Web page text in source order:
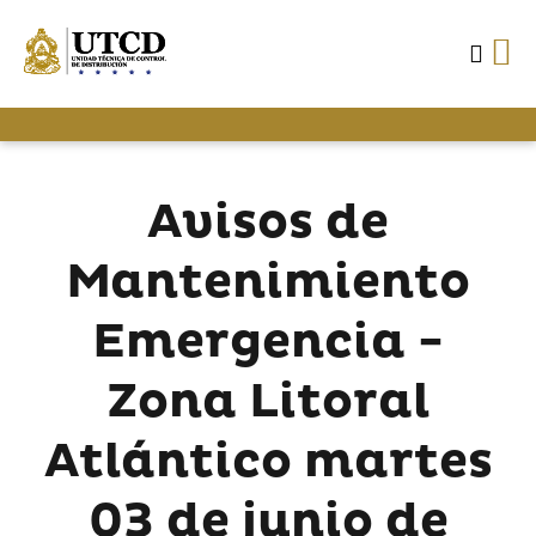
Avisos de
Mantenimiento
Emergencia -
Zona Litoral
Atlántico martes
03 de junio de